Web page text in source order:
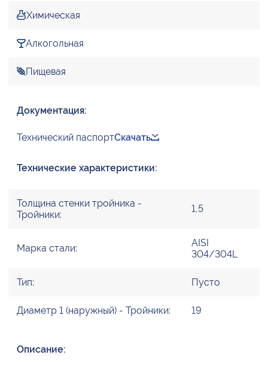
Химическая
Алкогольная
Пищевая
Документация:
Технический паспортСкачать
Технические характеристики:
Толщина стенки тройника -
Тройники:
1,5
Марка стали:
AISI
304/304L
Тип: Пусто
Диаметр 1 (наружный) - Тройники: 19
Описание: